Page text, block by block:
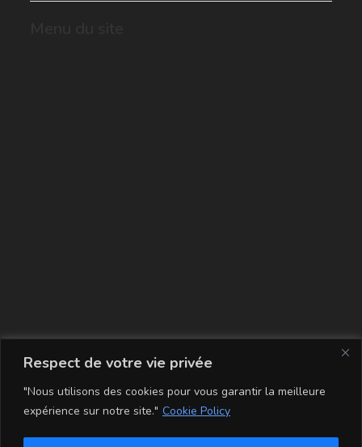
Respect de votre vie privée
"Nous utilisons des cookies pour vous garantir la meilleure
expérience sur notre site." Cookie Policy
La carte